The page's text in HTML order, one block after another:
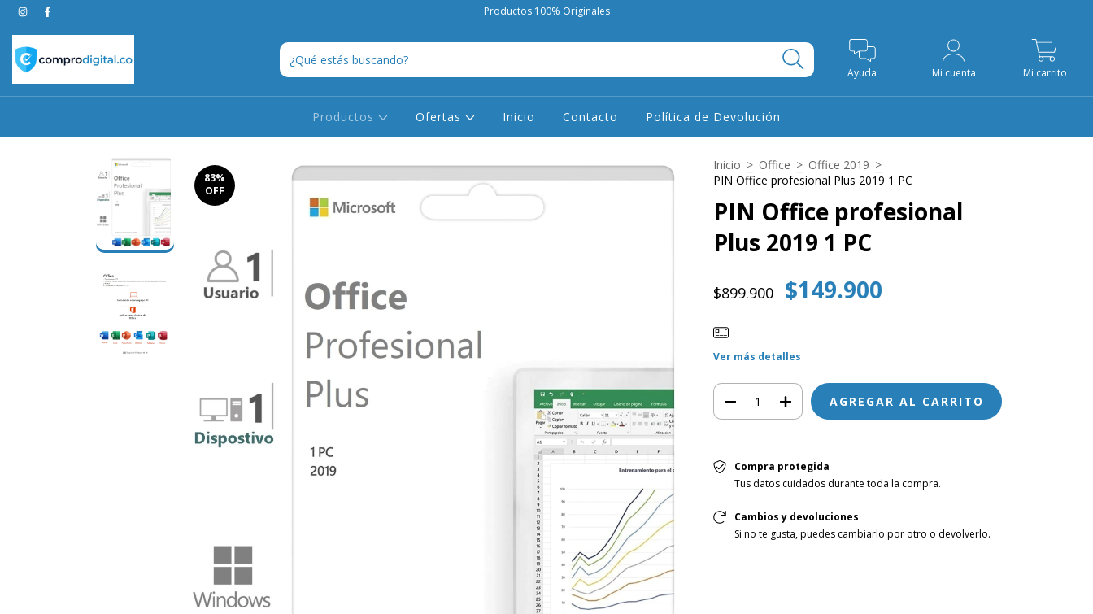
Productos 100% Originales
Ayuda Mi cuenta Mi carrito
Productos Ofertas Inicio Contacto Política de Devolución
83%
OFF
Inicio > Office > Office 2019 >
PIN Office profesional Plus 2019 1 PC
PIN Office profesional
Plus 2019 1 PC
$899.900 $149.900
Ver más detalles
Compra protegida
Tus datos cuidados durante toda la compra.
Cambios y devoluciones
Si no te gusta, puedes cambiarlo por otro o devolverlo.